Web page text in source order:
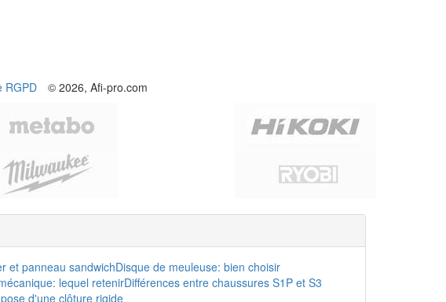
RGPD © 2026, Afi-pro.com
et panneau sandwichDisque de meuleuse: bien choisir
lequel retenirDifférences entre chaussures S1P et S3
d'une clôture rigide